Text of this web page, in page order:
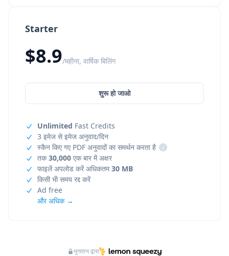
Starter
$8.9/महीना, वार्षिक बिलिंग
शुरू हो जाओ
Unlimited Fast Credits
3 इमेज से इमेज अनुवाद/दिन
स्कैन किए गए PDF अनुवादों का समर्थन करता है
i
तक30,000 एक बार में अक्षर
फाइलें अपलोड करें अधिकतम30 MB
किसी भी समय रद्द करें
Ad free
और अधिक →
भुगतान द्वारा